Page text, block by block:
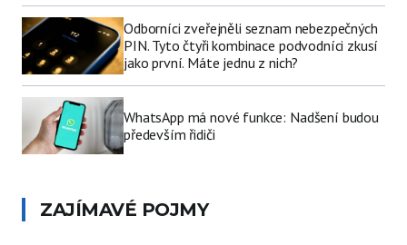
Odborníci zveřejněli seznam nebezpečných
PIN. Tyto čtyři kombinace podvodníci zkusí
jako první. Máte jednu z nich?
WhatsApp má nové funkce: Nadšení budou
především řidiči
ZAJÍMAVÉ POJMY